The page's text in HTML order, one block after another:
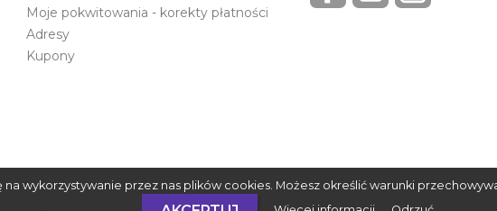
Moje pokwitowania - korekty płatności
Adresy
Kupony
na wykorzystywanie przez nas plików cookies. Możesz określić warunki